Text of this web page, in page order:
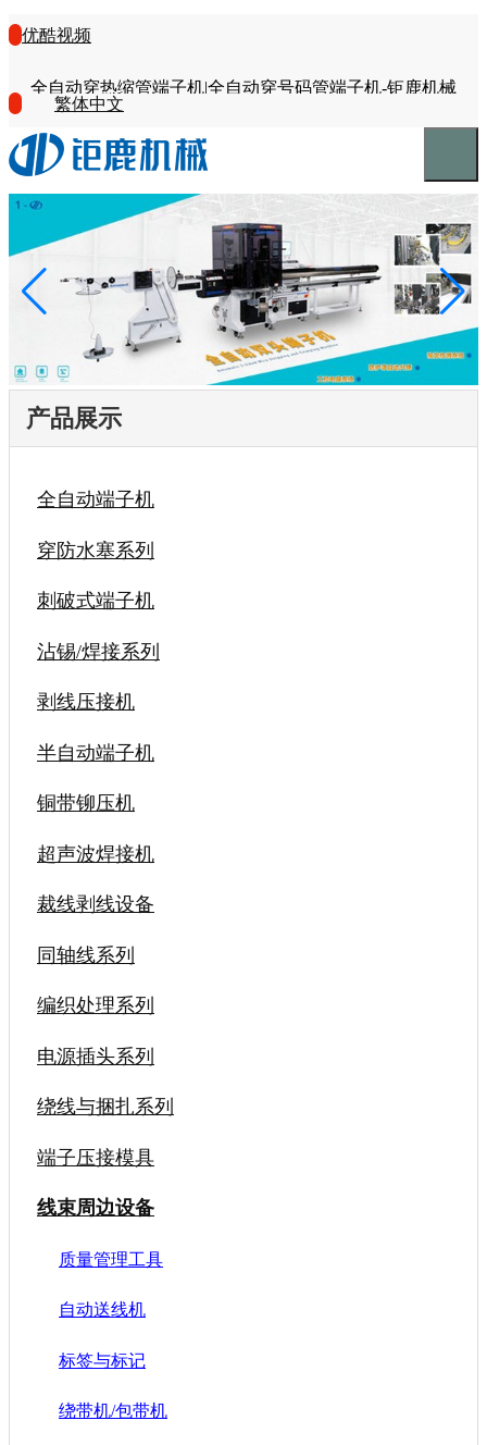
优酷视频
全自动穿热缩管端子机|全自动穿号码管端子机-钜鹿机械
繁体中文
产品展示
全自动端子机
穿防水塞系列
刺破式端子机
沾锡/焊接系列
剥线压接机
半自动端子机
铜带铆压机
超声波焊接机
裁线剥线设备
同轴线系列
编织处理系列
电源插头系列
绕线与捆扎系列
端子压接模具
线束周边设备
质量管理工具
自动送线机
标签与标记
绕带机/包带机